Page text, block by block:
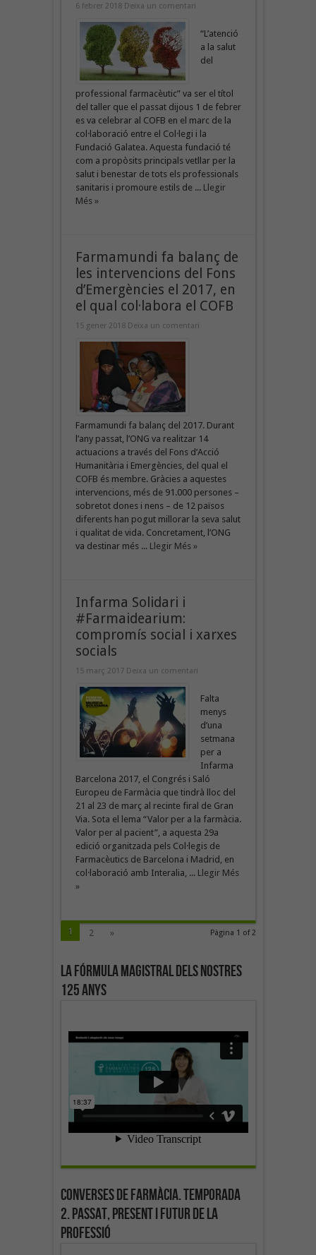
6 febrer 2018 Deixa un comentari
“L’atenció
a la salut
del
professional farmacèutic” va ser el títol
del taller que el passat dijous 1 de febrer
es va celebrar al COFB en el marc de la
col·laboració entre el Col·legi i la
Fundació Galatea. Aquesta fundació té
com a propòsits principals vetllar per la
salut i benestar de tots els professionals
sanitaris i promoure estils de ... Llegir
Més »
Farmamundi fa balanç de
les intervencions del Fons
d’Emergències el 2017, en
el qual col·labora el COFB
15 gener 2018 Deixa un comentari
Farmamundi fa balanç del 2017. Durant
l’any passat, l’ONG va realitzar 14
actuacions a través del Fons d’Acció
Humanitària i Emergències, del qual el
COFB és membre. Gràcies a aquestes
intervencions, més de 91.000 persones –
sobretot dones i nens – de 12 països
diferents han pogut millorar la seva salut
i qualitat de vida. Concretament, l’ONG
va destinar més ... Llegir Més »
Infarma Solidari i
#Farmaidearium:
compromís social i xarxes
socials
15 març 2017 Deixa un comentari
Falta
menys
d’una
setmana
per a
Infarma
Barcelona 2017, el Congrés i Saló
Europeu de Farmàcia que tindrà lloc del
21 al 23 de març al recinte firal de Gran
Via. Sota el lema “Valor per a la farmàcia.
Valor per al pacient”, a aquesta 29a
edició organitzada pels Col·legis de
Farmacèutics de Barcelona i Madrid, en
col·laboració amb Interalia, ... Llegir Més
»
Pàgina 1 of 2
1 2 »
La fórmula magistral dels nostres
125 anys
Converses de farmàcia. Temporada
2. Passat, present i futur de la
professió